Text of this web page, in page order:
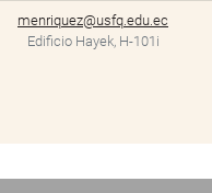
menriquez@usfq.edu.ec
Edificio Hayek, H-101i